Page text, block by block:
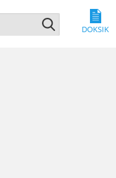
DOKSIK